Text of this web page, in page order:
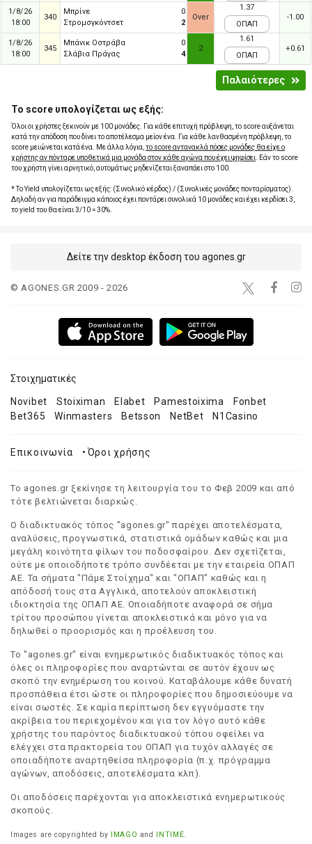
1/8/26
18:00
340
Μπρίνε
0
Στρομσγκόντσετ
2
Over
1.37
ΟΠΑΠ
-1.00
1/8/26
18:00
345
Μπάνικ Οστράβα
0
Σλάβια Πράγας
4
2
1.61
ΟΠΑΠ
+0.61
Παλαιότερες
Το score υπολογίζεται ως εξής:
Όλοι οι χρήστες ξεκινούν με 100 μονάδες. Για κάθε επιτυχή πρόβλεψη, το score αυξάνεται
κατά την απόδοση που δίνει το αποτέλεσμα μείον ένα. Για κάθε λανθασμένη πρόβλεψη, το
score μειώνεται κατά ένα. Με άλλα λόγια, το score αντανακλά πόσες μονάδες θα είχε ο
χρήστης αν πόνταρε υποθετικά μια μονάδα στον κάθε αγώνα που έχει ψηφίσει . Εάν το score
του χρήστη γίνει αρνητικό, αυτομάτως μηδενίζεται ξαναπάει στο 100.
* Το Yield υπολογίζεται ως εξής: (Συνολικό κέρδος) / (Συνολικές μονάδες πονταρίσματος).
Δηλαδή αν για παράδειγμα κάποιος έχει ποντάρει συνολικά 10 μονάδες και έχει κερδίσει 3,
το yield του θα είναι 3/10 = 30%.
Δείτε την desktop έκδοση του agones.gr
© AGONES.GR 2009 - 2026
Στοιχηματικές
Novibet Stoiximan Elabet Pamestoixima
Fonbet
Bet365
Winmasters Betsson NetBet N1Casino
Επικοινωνία •Όροι χρήσης
Το agones.gr ξεκίνησε τη λειτουργία του το Φεβ 2009 και από
τότε βελτιώνεται διαρκώς.
Ο διαδικτυακός τόπος "agones.gr" παρέχει αποτελέσματα,
αναλύσεις, προγνωστικά, στατιστικά ομάδων καθώς και μια
μεγάλη κοινότητα φίλων του ποδοσφαίρου. Δεν σχετίζεται,
ούτε με οποιοδήποτε τρόπο συνδέεται με την εταιρεία ΟΠΑΠ
ΑΕ. Τα σήματα "Πάμε Στοίχημα" και "ΟΠΑΠ" καθώς και η
απόδοσή τους στα Αγγλικά, αποτελούν αποκλειστική
ιδιοκτησία της ΟΠΑΠ ΑΕ. Οποιαδήποτε αναφορά σε σήμα
τρίτου προσώπου γίνεται αποκλειστικά και μόνο για να
δηλωθεί ο προορισμός και η προέλευση του.
Το "agones.gr" είναι ενημερωτικός διαδικτυακός τόπος και
όλες οι πληροφορίες που αναρτώνται σε αυτόν έχουν ως
σκοπό την ενημέρωση του κοινού. Καταβάλουμε κάθε δυνατή
προσπάθεια έτσι ώστε οι πληροφορίες που δημοσιεύουμε να
είναι σωστές. Σε καμία περίπτωση δεν εγγυόμαστε την
ακρίβεια του περιεχομένου και για τον λόγο αυτό κάθε
χρήστης του παρόντος διαδικτυακού τόπου οφείλει να
ελέγχει στα πρακτορεία του ΟΠΑΠ για τυχόν αλλαγές σε
οποιαδήποτε αναρτηθείσα πληροφορία (π.χ. πρόγραμμα
αγώνων, αποδόσεις, αποτελέσματα κλπ).
Οι αποδόσεις παρέχονται για αποκλειστικά ενημερωτικούς
σκοπούς.
Images are copyrighted by IMAGO and INTIME.